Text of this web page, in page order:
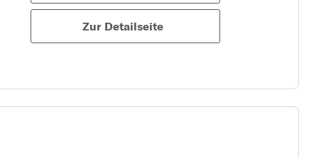
Zur Detailseite